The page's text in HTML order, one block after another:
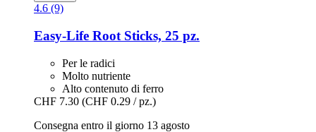
4.6 (9)
Easy-Life Root Sticks, 25 pz.
Per le radici
Molto nutriente
Alto contenuto di ferro
CHF 7.30 (CHF 0.29 / pz.)
Consegna entro il giorno 13 agosto